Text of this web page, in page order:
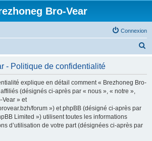
Bro-Vear
Connexion
- Politique de confidentialité
explique en détail comment « Brezhoneg Bro-
(désignés ci-après par « nous », « notre »,
Vear » et
forum ») et phpBB (désigné ci-après par
Limited ») utilisent toutes les informations
d’utilisation de votre part (désignées ci-après par